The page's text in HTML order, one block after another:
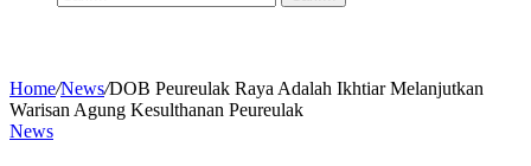
Home/News/‎DOB Peureulak Raya Adalah Ikhtiar Melanjutkan
Warisan Agung Kesulthanan Peureulak
News